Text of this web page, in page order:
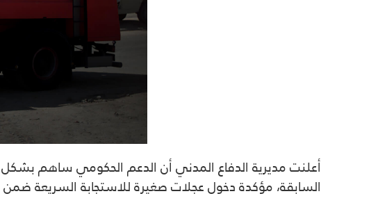
أعلنت مديرية الدفاع المدني أن الدعم الحكومي ساهم
السابقة، مؤكدة دخولعجلات صغيرة للاستجابة السريعةضمن